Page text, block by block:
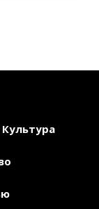
Культура